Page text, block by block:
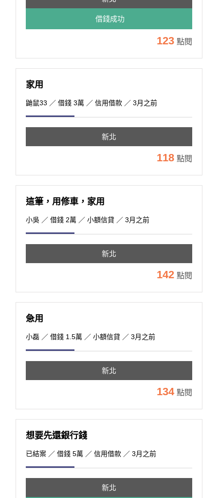
借錢成功
123 點閱
家用
鼬鼠33 ／ 借錢 3萬 ／ 信用借款 ／ 3月之前
新北
118 點閱
這筆，用修車，家用
小吳 ／ 借錢 2萬 ／ 小額信貸 ／ 3月之前
新北
142 點閱
急用
小磊 ／ 借錢 1.5萬 ／ 小額信貸 ／ 3月之前
新北
134 點閱
想要先還銀行錢
已結案 ／ 借錢 5萬 ／ 信用借款 ／ 3月之前
新北